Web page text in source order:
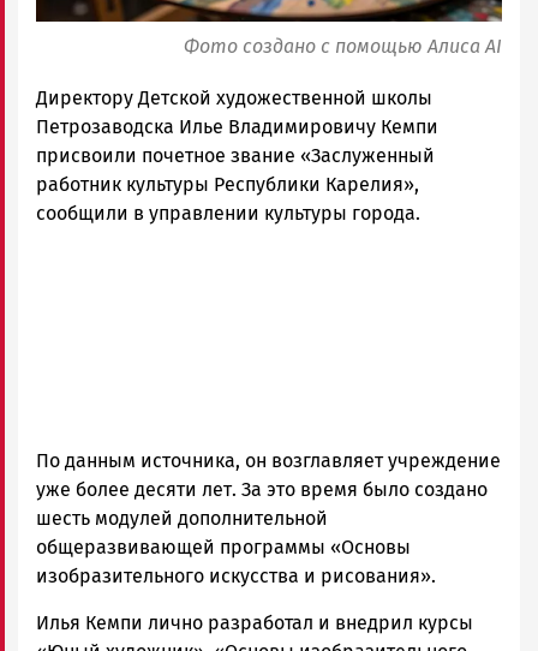
Фото создано с помощью Алиса AI
Директору Детской художественной школы
Петрозаводска Илье Владимировичу Кемпи
присвоили почетное звание «Заслуженный
работник культуры Республики Карелия»,
сообщили в управлении культуры города.
По данным источника, он возглавляет учреждение
уже более десяти лет. За это время было создано
шесть модулей дополнительной
общеразвивающей программы «Основы
изобразительного искусства и рисования».
Илья Кемпи лично разработал и внедрил курсы